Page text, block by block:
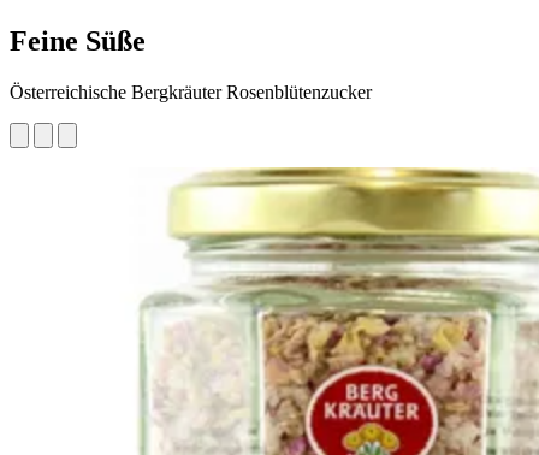
Feine Süße
Österreichische Bergkräuter Rosenblütenzucker